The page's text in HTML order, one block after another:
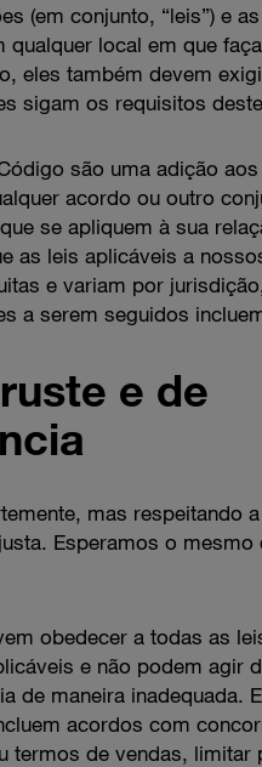
(em conjunto, “leis”) e
qualquer local em que
eles também devem
sigam os requisitos
são uma adição
acordo ou outro
se apliquem à sua
as leis aplicáveis a
e variam por
a serem seguidos
e de
mas respeitando a
Esperamos o mesmo
obedecer a todas as
e não podem agir
de maneira inadequada.
acordos com
termos de vendas, limitar